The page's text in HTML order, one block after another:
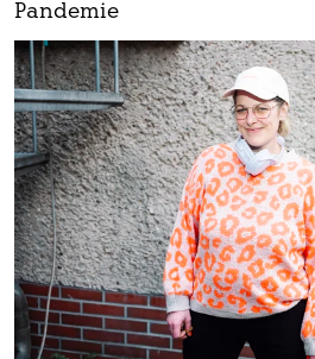
Pandemie